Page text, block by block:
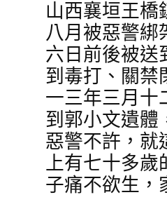
山西襄垣王橋
八月被惡警綁
六日前後被送
到毒打、關禁
一三年三月十
到郭小文遺體
惡警不許，就
上有七十多歲
子痛不欲生，